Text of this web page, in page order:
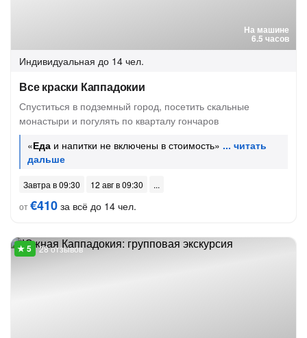
На машине
6.5 часов
Индивидуальная до 14 чел.
Все краски Каппадокии
Спуститься в подземный город, посетить скальные
монастыри и погулять по кварталу гончаров
«Еда и напитки не включены в стоимость»
Завтра в 09:30
12 авг в 09:30
от€410 за всё до 14 чел.
28 отзывов